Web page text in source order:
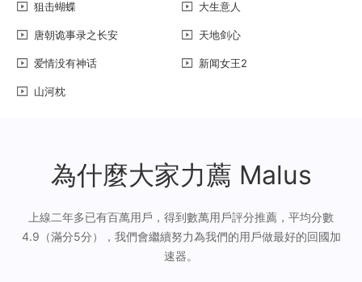
狙击蝴蝶 大生意人
唐朝诡事录之长安 天地剑心
爱情没有神话 新闻女王2
山河枕
為什麼大家力薦 Malus
上線二年多已有百萬用戶，得到數萬用戶評分推薦，平均分數
4.9（滿分5分），我們會繼續努力為我們的用戶做最好的回國加
速器。